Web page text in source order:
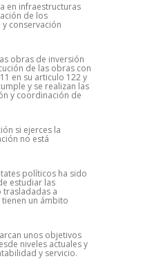
en infraestructuras
de los
conservación
obras de inversión
de las obras con
en su articulo 122 y
y se realizan las
y coordinación de
si ejerces la
no está
políticos ha sido
estudiar las
trasladadas a
un ámbito
unos objetivos
niveles actuales y
y servicio.